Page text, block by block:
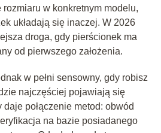
rozmiaru w konkretnym modelu,
układają się inaczej. W 2026
droga, gdy pierścionek ma
od pierwszego założenia.
w pełni sensowny, gdy robisz
najczęściej pojawiają się
daje połączenie metod: obwód
na bazie posiadanego